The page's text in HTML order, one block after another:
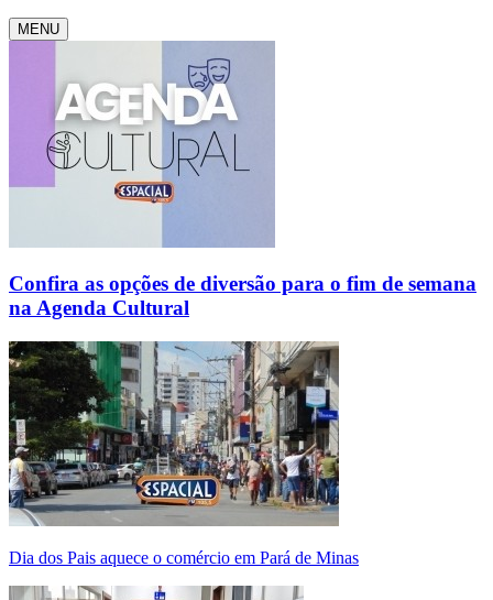
MENU
Confira as opções de diversão para o fim de semana
na Agenda Cultural
Dia dos Pais aquece o comércio em Pará de Minas